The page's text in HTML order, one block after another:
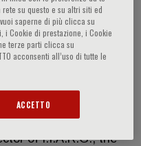
in Reproductive
Seventies. He is the
(Italian Society for
and he holds
of I.I.A.R.G., the
su questo e su altri siti ed
saperne di più clicca su
i Cookie di prestazione, i Cookie
terze parti clicca su
acconsenti all’uso di tutte le
ACCETTO